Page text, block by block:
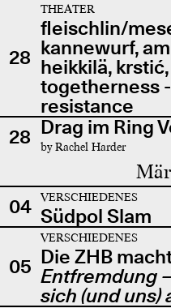
28
THEATER
fleischlin/
kannewurf,
heikkilä,
togetherness
resistance
28 Drag im Ring
by Rachel Harder
04 VERSCHIEDENES
Südpol Slam
05
VERSCHIEDENES
Die ZHB
Entfremdung
sich (und uns)